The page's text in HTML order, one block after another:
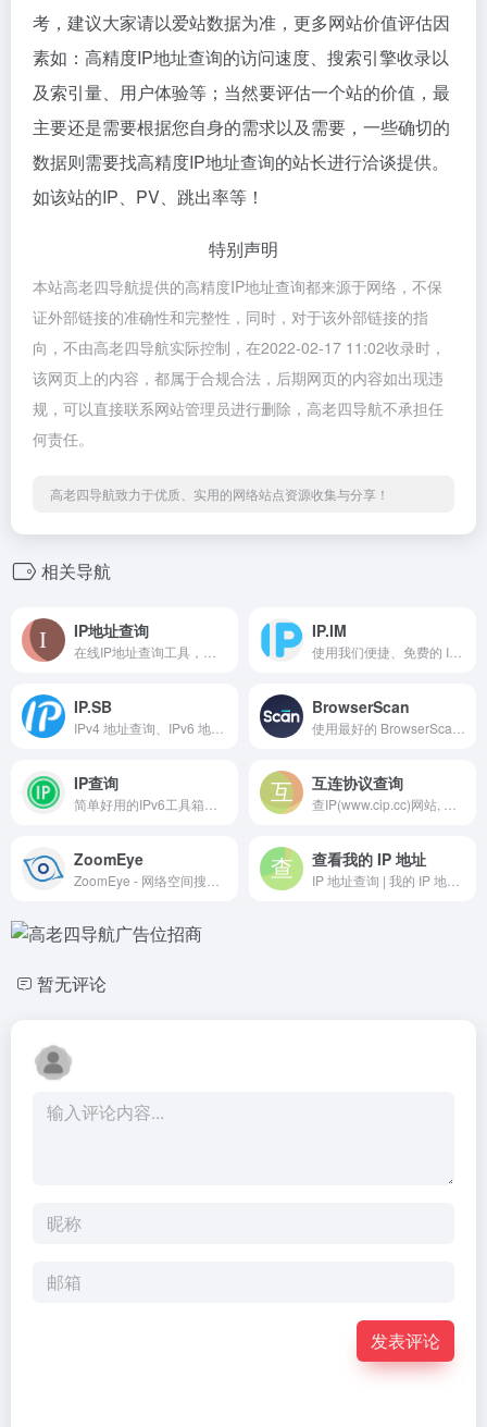
考，建议大家请以爱站数据为准，更多网站价值评估因
素如：高精度IP地址查询的访问速度、搜索引擎收录以
及索引量、用户体验等；当然要评估一个站的价值，最
主要还是需要根据您自身的需求以及需要，一些确切的
数据则需要找高精度IP地址查询的站长进行洽谈提供。
如该站的IP、PV、跳出率等！
特别声明
本站高老四导航提供的高精度IP地址查询都来源于网络，不保
证外部链接的准确性和完整性，同时，对于该外部链接的指
向，不由高老四导航实际控制，在2022-02-17 11:02收录时，
该网页上的内容，都属于合规合法，后期网页的内容如出现违
规，可以直接联系网站管理员进行删除，高老四导航不承担任
何责任。
高老四导航致力于优质、实用的网络站点资源收集与分享！
相关导航
IP地址查询 IP.IM
IP.SB BrowserScan
IP查询 互连协议查询
ZoomEye 查看我的 IP 地址
暂无评论
发表评论